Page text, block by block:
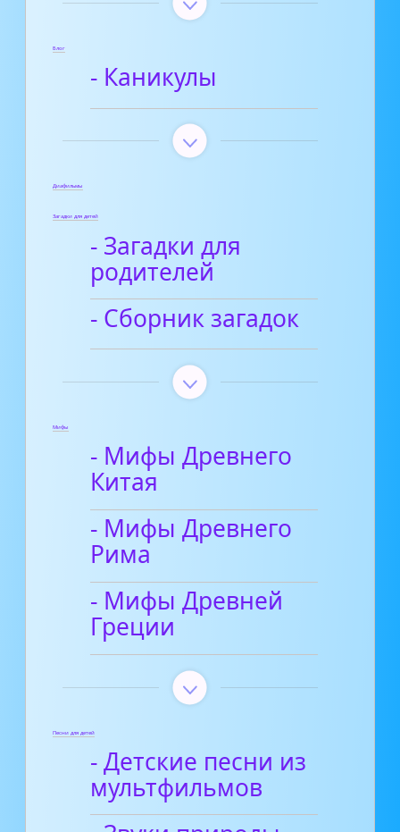
Блог
- Каникулы
Диафильмы
Загадки для детей
- Загадки для
родителей
- Сборник загадок
Мифы
- Мифы Древнего
Китая
- Мифы Древнего
Рима
- Мифы Древней
Греции
Песни для детей
- Детские песни из
мультфильмов